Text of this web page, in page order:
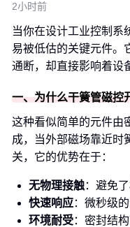
2小时前
当你在设计工业控制系
易被低估的关键元件。
通断，却直接影响着设
一、为什么干簧管磁控
这种看似简单的元件由
成，当外部磁场靠近时
关，它的优势在于：
无物理接触：避免
快速响应：微秒级
环境耐受：密封结